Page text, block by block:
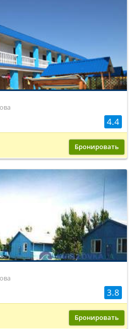
4.4
Бронировать
3.8
Бронировать